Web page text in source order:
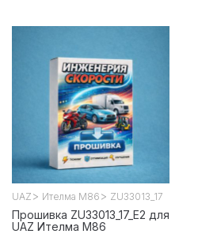
UAZ > Ителма М86 > ZU33013_17
Прошивка ZU33013_17_E2 для
UAZ Ителма М86